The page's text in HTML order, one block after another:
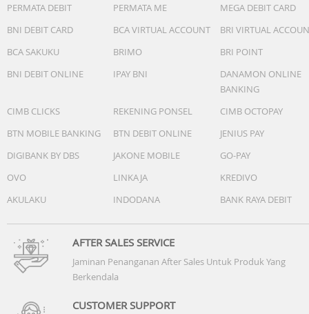
PERMATA DEBIT
PERMATA ME
MEGA DEBIT CARD
BNI DEBIT CARD
BCA VIRTUAL ACCOUNT
BRI VIRTUAL
BCA SAKUKU
BRIMO
BRI POINT
BNI DEBIT ONLINE
IPAY BNI
DANAMON ONLINE
BANKING
CIMB CLICKS
REKENING PONSEL
CIMB OCTOPAY
BTN MOBILE BANKING
BTN DEBIT ONLINE
JENIUS PAY
DIGIBANK BY DBS
JAKONE MOBILE
GO-PAY
OVO
LINKAJA
KREDIVO
AKULAKU
INDODANA BANK RAYA DEBIT
AFTER SALES SERVICE
Jaminan Penanganan After Sales Untuk Produk Yang
Berkendala
CUSTOMER SUPPORT